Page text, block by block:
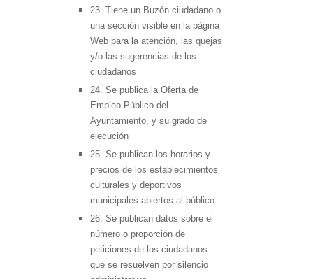
23. Tiene un Buzón ciudadano o
una sección visible en la página
Web para la atención, las quejas
y/o las sugerencias de los
ciudadanos
24. Se publica la Oferta de
Empleo Público del
Ayuntamiento, y su grado de
ejecución
25. Se publican los horarios y
precios de los establecimientos
culturales y deportivos
municipales abiertos al público.
26. Se publican datos sobre el
número o proporción de
peticiones de los ciudadanos
que se resuelven por silencio